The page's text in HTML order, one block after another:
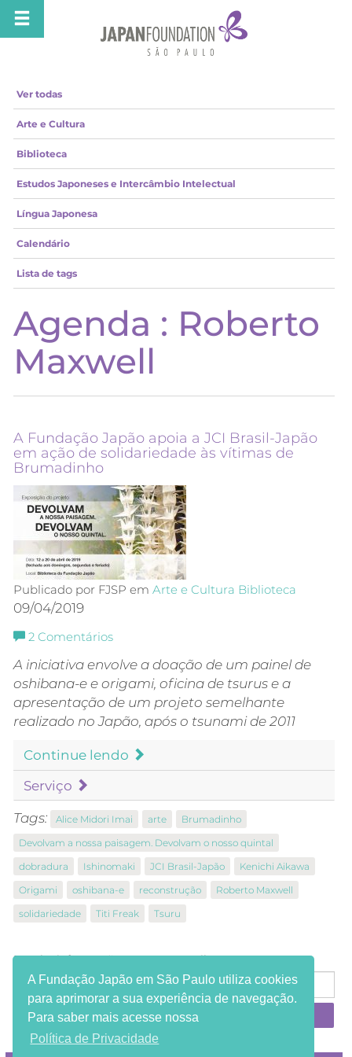
Ver todas
Arte e Cultura
Biblioteca
Estudos Japoneses e Intercâmbio Intelectual
Língua Japonesa
Calendário
Lista de tags
Agenda : Roberto
Maxwell
A Fundação Japão apoia a JCI Brasil-Japão
em ação de solidariedade às vítimas de
Brumadinho
Publicado por FJSP em Arte e Cultura Biblioteca
09/04/2019
2 Comentários
A iniciativa envolve a doação de um painel de
oshibana-e e origami, oficina de tsurus e a
apresentação de um projeto semelhante
realizado no Japão, após o tsunami de 2011
Continue lendo
Serviço
Tags: Alice Midori Imai arte
Brumadinho
Devolvam a nossa paisagem. Devolvam o nosso quintal
dobradura
Ishinomaki JCI Brasil-Japão
Kenichi Aikawa
Origami
oshibana-e reconstrução
Roberto Maxwell
solidariedade
Titi Freak Tsuru
Receba informações em seu e-mail:
A Fundação Japão em São Paulo utiliza cookies
para aprimorar a sua experiência de navegação.
Para saber mais acesse nossa
Política de Privacidade